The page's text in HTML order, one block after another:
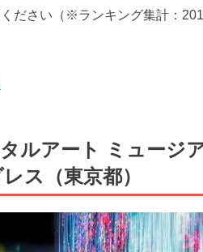
ださい（※ランキング集計：
ルアート ミュージ
ス（東京都）